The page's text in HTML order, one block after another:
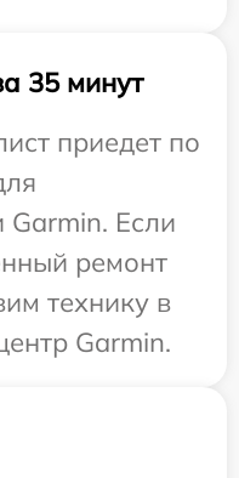
35 минут
приедет по
Garmin. Если
ремонт
технику в
Garmin.